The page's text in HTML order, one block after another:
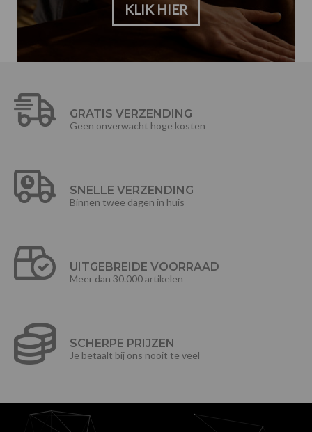
KLIK HIER
GRATIS VERZENDING
Geen onverwacht hoge kosten
SNELLE VERZENDING
Binnen twee dagen in huis
UITGEBREIDE VOORRAAD
Meer dan 30.000 artikelen
SCHERPE PRIJZEN
Je betaalt bij ons nooit te veel